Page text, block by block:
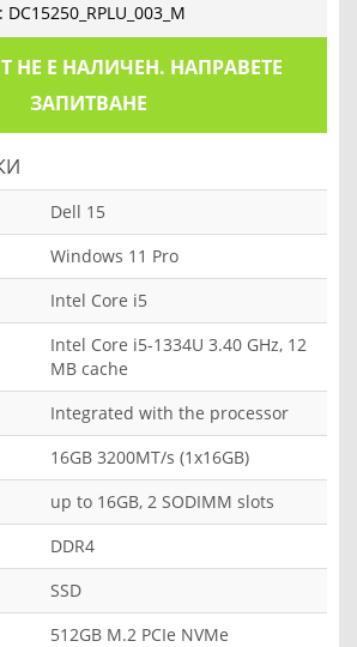
DC15250_RPLU_003_M
НЕ Е НАЛИЧЕН. НАПРАВЕТЕ
ЗАПИТВАНЕ
Dell 15
Windows 11 Pro
Intel Core i5
Intel Core i5-1334U 3.40 GHz, 12
MB cache
Integrated with the processor
16GB 3200MT/s (1x16GB)
up to 16GB, 2 SODIMM slots
DDR4
SSD
512GB M.2 PCIe NVMe